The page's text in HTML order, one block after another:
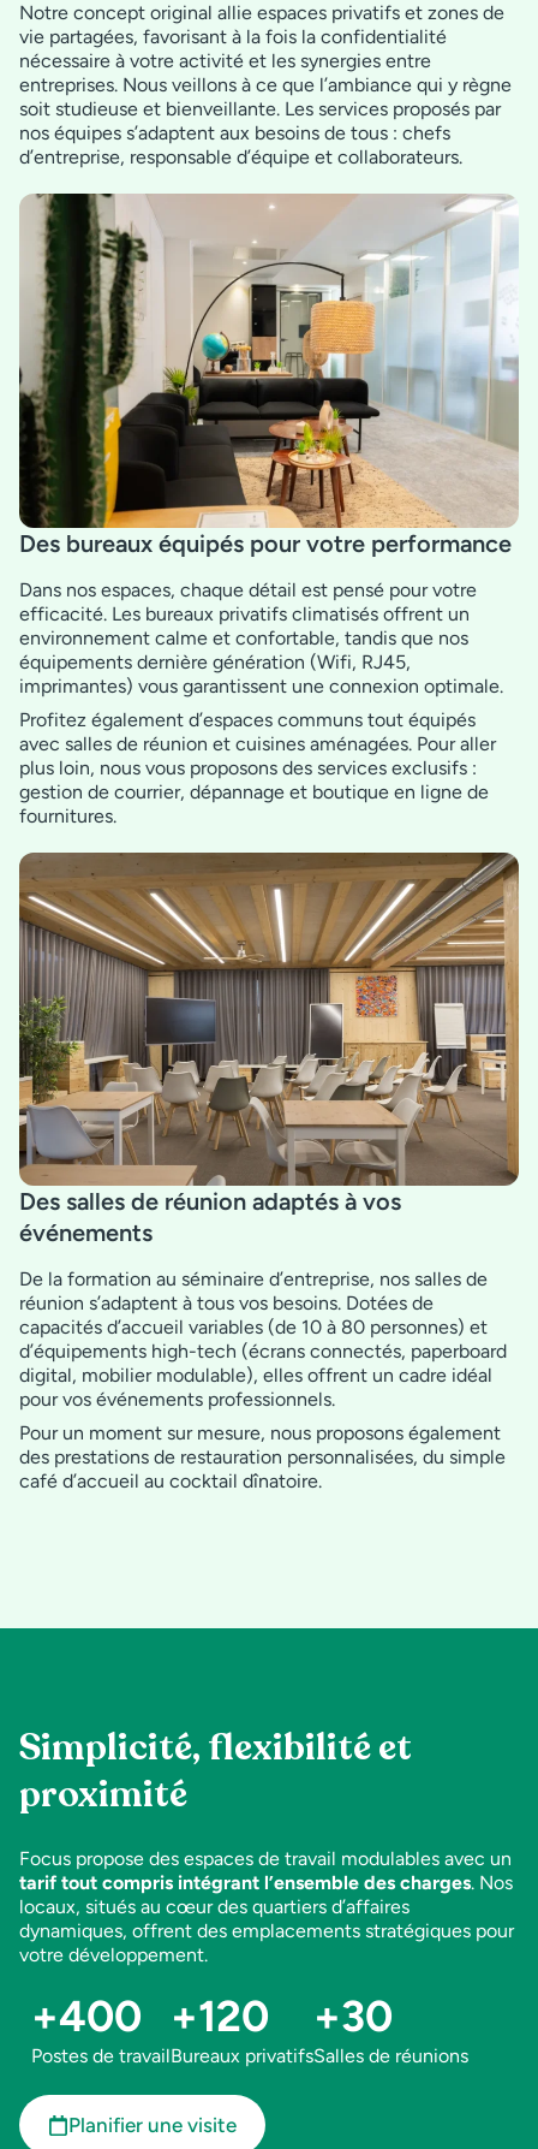
Notre concept original allie espaces privatifs et zones de
vie partagées, favorisant à la fois la confidentialité
nécessaire à votre activité et les synergies entre
entreprises. Nous veillons à ce que l’ambiance qui y règne
soit studieuse et bienveillante. Les services proposés par
nos équipes s’adaptent aux besoins de tous : chefs
d’entreprise, responsable d’équipe et collaborateurs.
Des bureaux équipés pour votre performance
Dans nos espaces, chaque détail est pensé pour votre
efficacité. Les bureaux privatifs climatisés offrent un
environnement calme et confortable, tandis que nos
équipements dernière génération (Wifi, RJ45,
imprimantes) vous garantissent une connexion optimale.
Profitez également d’espaces communs tout équipés
avec salles de réunion et cuisines aménagées. Pour aller
plus loin, nous vous proposons des services exclusifs :
gestion de courrier, dépannage et boutique en ligne de
fournitures.
Des salles de réunion adaptés à vos
événements
De la formation au séminaire d’entreprise, nos salles de
réunion s’adaptent à tous vos besoins. Dotées de
capacités d’accueil variables (de 10 à 80 personnes) et
d’équipements high-tech (écrans connectés, paperboard
digital, mobilier modulable), elles offrent un cadre idéal
pour vos événements professionnels.
Pour un moment sur mesure, nous proposons également
des prestations de restauration personnalisées, du simple
café d’accueil au cocktail dînatoire.
Simplicité, flexibilité et
proximité
Focus propose des espaces de travail modulables avec un
tarif tout compris intégrant l’ensemble des charges. Nos
locaux, situés au cœur des quartiers d’affaires
dynamiques, offrent des emplacements stratégiques pour
votre développement.
Postes de travail
+400
Bureaux privatifs
+120
Salles de réunions
+30
Planifier une visite